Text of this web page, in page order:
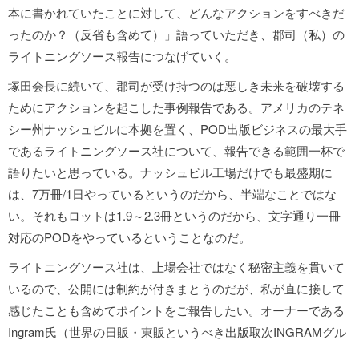
本に書かれていたことに対して、どんなアクションをすべきだ
ったのか？（反省も含めて）」語っていただき、郡司（私）の
ライトニングソース報告につなげていく。
塚田会長に続いて、郡司が受け持つのは悪しき未来を破壊する
ためにアクションを起こした事例報告である。アメリカのテネ
シー州ナッシュビルに本拠を置く、POD出版ビジネスの最大手
であるライトニングソース社について、報告できる範囲一杯で
語りたいと思っている。ナッシュビル工場だけでも最盛期に
は、7万冊/1日やっているというのだから、半端なことではな
い。それもロットは1.9～2.3冊というのだから、文字通り一冊
対応のPODをやっているということなのだ。
ライトニングソース社は、上場会社ではなく秘密主義を貫いて
いるので、公開には制約が付きまとうのだが、私が直に接して
感じたことも含めてポイントをご報告したい。オーナーである
Ingram氏（世界の日販・東販というべき出版取次INGRAMグル